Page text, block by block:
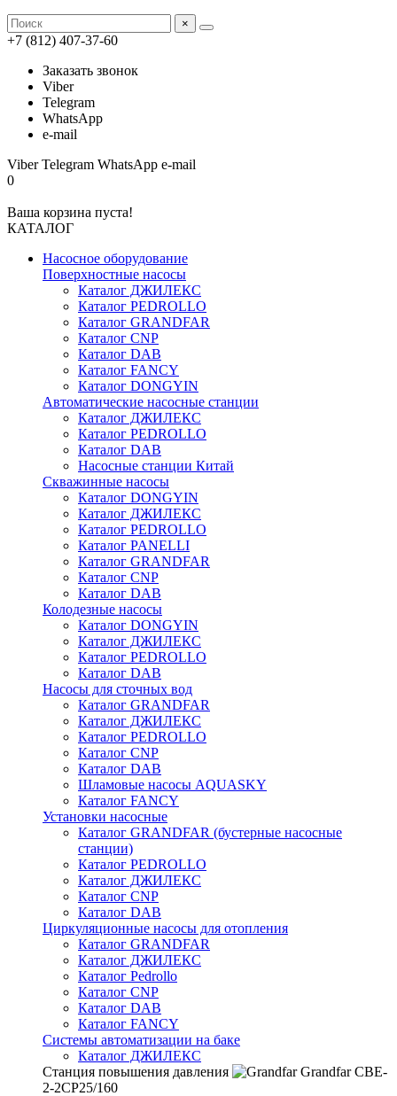
×
+7 (812) 407-37-60
Заказать звонок
Viber
Telegram
WhatsApp
e-mail
ViberTelegram WhatsApp e-mail
0
Ваша корзина пуста!
КАТАЛОГ
Насосное оборудование
Поверхностные насосы
Каталог ДЖИЛЕКС
Каталог PEDROLLO
Каталог GRANDFAR
Каталог CNP
Каталог DAB
Каталог FANCY
Каталог DONGYIN
Автоматические насосные станции
Каталог ДЖИЛЕКС
Каталог PEDROLLO
Каталог DAB
Насосные станции Китай
Скважинные насосы
Каталог DONGYIN
Каталог ДЖИЛЕКС
Каталог PEDROLLO
Каталог PANELLI
Каталог GRANDFAR
Каталог CNP
Каталог DAB
Колодезные насосы
Каталог DONGYIN
Каталог ДЖИЛЕКС
Каталог PEDROLLO
Каталог DAB
Насосы для сточных вод
Каталог GRANDFAR
Каталог ДЖИЛЕКС
Каталог PEDROLLO
Каталог CNP
Каталог DAB
Шламовые насосы AQUASKY
Каталог FANCY
Установки насосные
Каталог GRANDFAR (бустерные насосные
станции)
Каталог PEDROLLO
Каталог ДЖИЛЕКС
Каталог CNP
Каталог DAB
Циркуляционные насосы для отопления
Каталог GRANDFAR
Каталог ДЖИЛЕКС
Каталог Pedrollo
Каталог CNP
Каталог DAB
Каталог FANCY
Системы автоматизации на баке
Каталог ДЖИЛЕКС
Станция повышения давления
Grandfar CBE-
2-2CP25/160